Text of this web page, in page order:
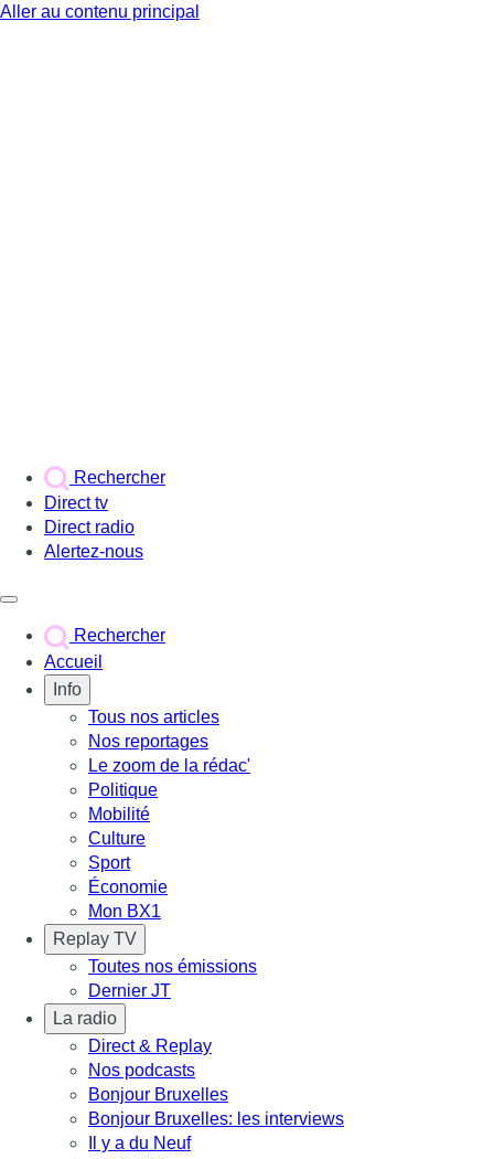
Aller au contenu principal
Rechercher
Direct tv
Direct radio
Alertez-nous
Rechercher
Accueil
Info
Tous nos articles
Nos reportages
Le zoom de la rédac'
Politique
Mobilité
Culture
Sport
Économie
Mon BX1
Replay TV
Toutes nos émissions
Dernier JT
La radio
Direct & Replay
Nos podcasts
Bonjour Bruxelles
Bonjour Bruxelles: les interviews
Il y a du Neuf